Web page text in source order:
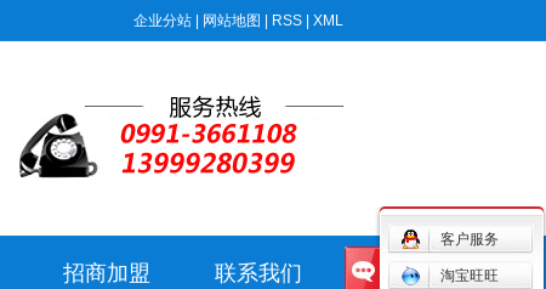
企业分站 网站地图 RSS XML
招商加盟 联系我们
客户服务
淘宝旺旺